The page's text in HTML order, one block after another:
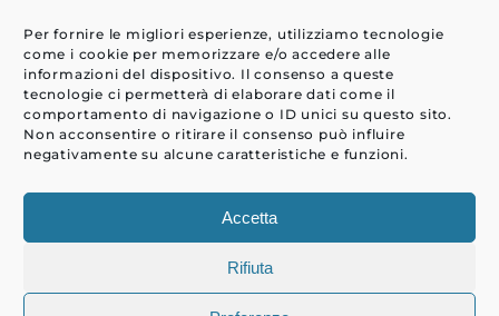
Per fornire le migliori esperienze, utilizziamo tecnologie
come i cookie per memorizzare e/o accedere alle
informazioni del dispositivo. Il consenso a queste
tecnologie ci permetterà di elaborare dati come il
comportamento di navigazione o ID unici su questo sito.
Non acconsentire o ritirare il consenso può influire
negativamente su alcune caratteristiche e funzioni.
Accetta
Rifiuta
EFFETTI
CLIENTI
BLOG
CONTATTI